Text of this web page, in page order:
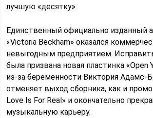
лучшую «десятку».
Единственный официально изданный
«Victoria Beckham» оказался
невыгодным предприятием.
была призвана новая пластинка «Open
из-за беременности Виктория Адамс-
отменяет выход сборника, как и
Love Is For Real» и окончательно
музыкальную карьеру.